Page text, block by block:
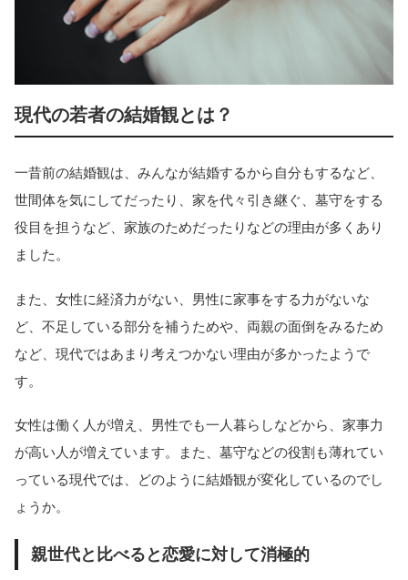
現代の若者の結婚観とは？
一昔前の結婚観は、みんなが結婚するから自分もするなど、
世間体を気にしてだったり、家を代々引き継ぐ、墓守をする
役目を担うなど、家族のためだったりなどの理由が多くあり
ました。
また、女性に経済力がない、男性に家事をする力がないな
ど、不足している部分を補うためや、両親の面倒をみるため
など、現代ではあまり考えつかない理由が多かったようで
す。
女性は働く人が増え、男性でも一人暮らしなどから、家事力
が高い人が増えています。また、墓守などの役割も薄れてい
っている現代では、どのように結婚観が変化しているのでし
ょうか。
親世代と比べると恋愛に対して消極的